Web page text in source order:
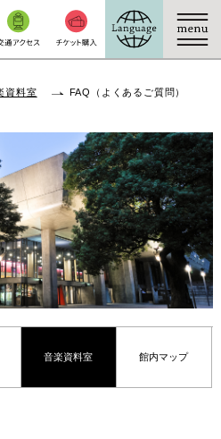
文へ移動
資料室
FAQ（よくあるご質問）
音楽資料室 館内マップ